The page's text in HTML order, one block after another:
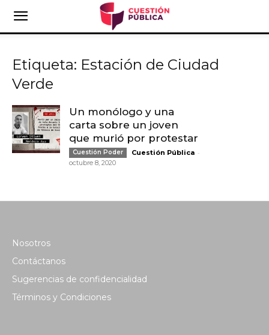
Etiqueta: Estación de Ciudad
Verde
Un monólogo y una
carta sobre un joven
que murió por protestar
Cuestión Poder Cuestión Pública -
octubre 8, 2020
Nosotros
Contáctanos
Sugerencias de confidencialidad
Términos y Condiciones